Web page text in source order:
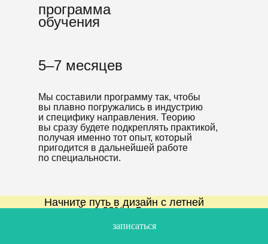
записаться
Мы составили программу так, чтобы
вы плавно погружались в индустрию
и специфику направления. Теорию
вы сразу будете подкреплять практикой,
получая именно тот опыт, который
пригодится в дальнейшей работе
по специальности.
5–7 месяцев
программа
обучения
Начните путь в дизайн с летней
скидкой до 60% и 5 курсами